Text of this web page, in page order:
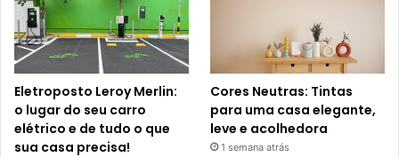
Eletroposto Leroy Merlin:
o lugar do seu carro
elétrico e de tudo o que
sua casa precisa!
Cores Neutras: Tintas
para uma casa elegante,
leve e acolhedora
1 semana atrás